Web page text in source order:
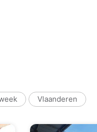
Vlaanderen